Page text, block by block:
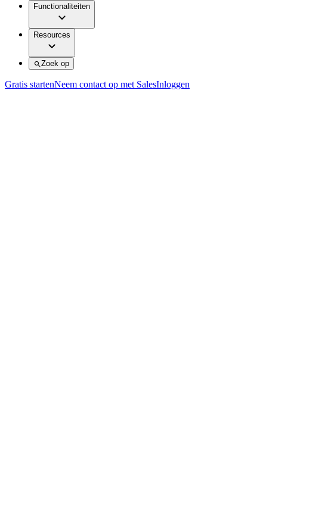
Functionaliteiten
Resources
Zoek op
Gratis startenNeem contact op met SalesInloggen